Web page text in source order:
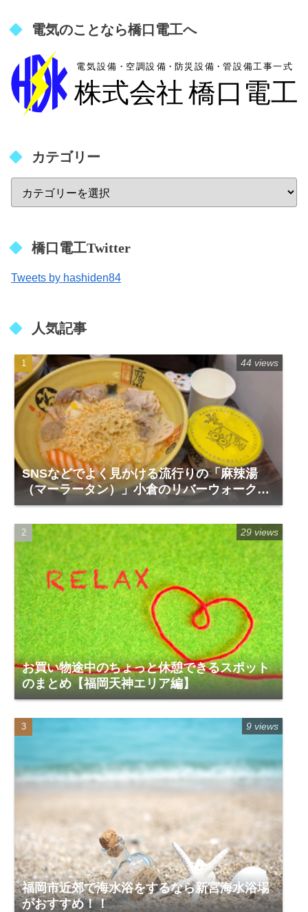
電気のことなら橋口電工へ
カテゴリー
橋口電工Twitter
Tweets by hashiden84
人気記事
SNSなどでよく見かける流行りの「麻辣湯
（マーラータン）」小倉のリバーウォーク1
階「福恩麻辣湯」
44 views
お買い物途中のちょっと休憩できるスポット
のまとめ【福岡天神エリア編】
29 views
福岡市近郊で海水浴をするなら新宮海水浴場
がおすすめ！！
9 views